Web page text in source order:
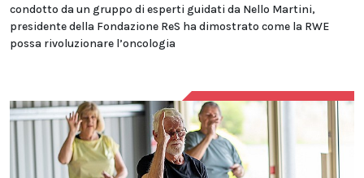
condotto da un gruppo di esperti guidati da Nello Martini,
presidente della Fondazione ReS ha dimostrato come la RWE
possa rivoluzionare l’oncologia